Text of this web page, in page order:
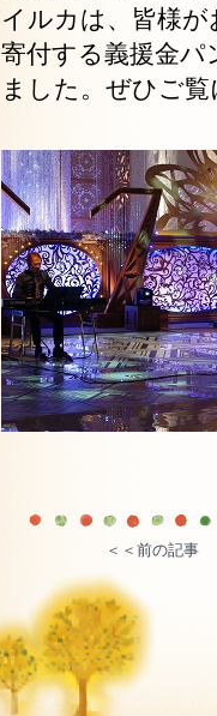
イルカは、皆様
寄付する義援金
ました。ぜひご
＜＜前の記事